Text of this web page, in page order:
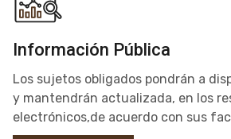
Información Pública
Los sujetos obligados pondrán a
y mantendrán actualizada, en los
electrónicos,de acuerdo con sus